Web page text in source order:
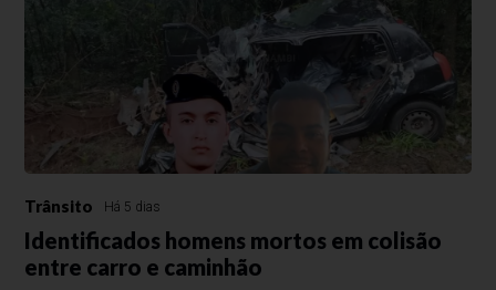
Trânsito Há 5 dias
Identificados homens mortos em colisão
entre carro e caminhão